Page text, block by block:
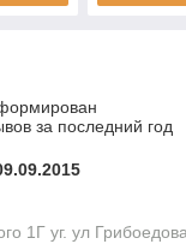
за последний год
1Г уг. ул